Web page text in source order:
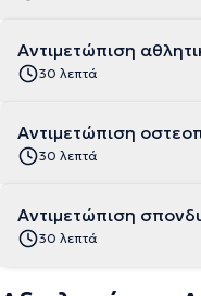
Αντιμετώπιση
30 λεπτά
Αντιμετώπιση
30 λεπτά
Αντιμετώπιση
30 λεπτά